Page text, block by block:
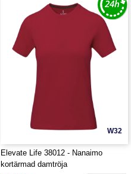
W32
Elevate Life 38012 - Nanaimo
kortärmad damtröja